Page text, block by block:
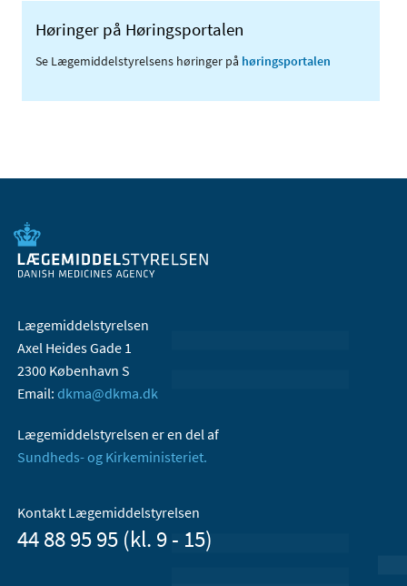
Høringer på Høringsportalen
Se Lægemiddelstyrelsens høringer på høringsportalen
Lægemiddelstyrelsen
Axel Heides Gade 1
2300 København S
Email: dkma@dkma.dk
Lægemiddelstyrelsen er en del af
Sundheds- og Kirkeministeriet.
Kontakt Lægemiddelstyrelsen
44 88 95 95 (kl. 9 - 15)